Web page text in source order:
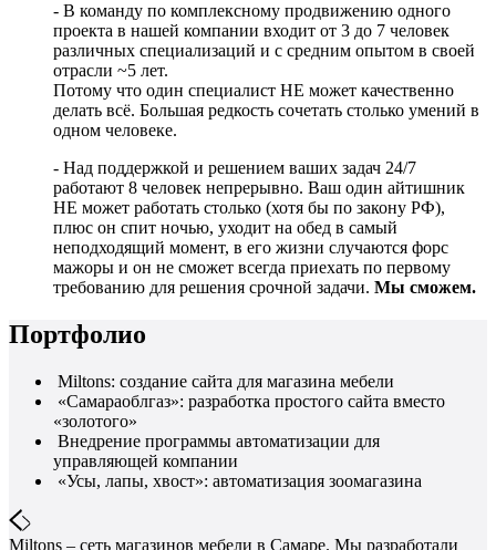
- В команду по комплексному продвижению одного
проекта в нашей компании входит от 3 до 7 человек
различных специализаций и с средним опытом в своей
отрасли ~5 лет.
Потому что один специалист НЕ может качественно
делать всё. Большая редкость сочетать столько умений в
одном человеке.
- Над поддержкой и решением ваших задач 24/7
работают 8 человек непрерывно. Ваш один айтишник
НЕ может работать столько (хотя бы по закону РФ),
плюс он спит ночью, уходит на обед в самый
неподходящий момент, в его жизни случаются форс
мажоры и он не сможет всегда приехать по первому
требованию для решения срочной задачи. Мы сможем.
Портфолио
Miltons: создание сайта для магазина мебели
«Самараоблгаз»: разработка простого сайта вместо
«золотого»
Внедрение программы автоматизации для
управляющей компании
«Усы, лапы, хвост»: автоматизация зоомагазина
Miltons – сеть магазинов мебели в Самаре. Мы разработали